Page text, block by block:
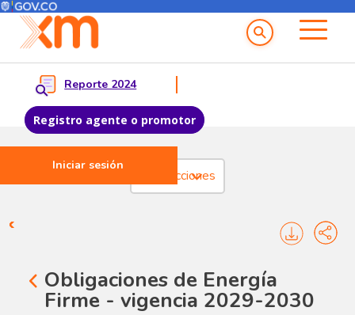
Pasar al contenido principal
Menú del Usuario
Reporte 2024
Registro agente o promotor
Iniciar sesión
Menu principal
Transacciones - Cargo por
Transacciones
Obligaciones de Energía
Firme - vigencia 2029-2030